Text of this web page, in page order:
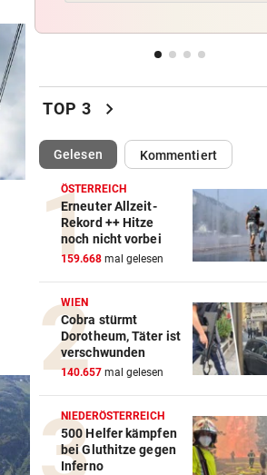
Youngster mit Sensation
Kokain im Koffer
EU-MANDATAR ZU CEUTA:
„Etwas wie 2015 wird Europa
mehr passieren!“
WETTER IN ÖSTERREICH vor
Hier kann es heute Nacht
ordentlich gewittern
TOP 3 chevron_right
Gelesen(ausgewählt)Kommentiert
ÖSTERREICH
Erneuter Allzeit-
Rekord ++ Hitze
noch nicht vorbei
159.668 mal gelesen
WIEN
Cobra stürmt
Dorotheum, Täter ist
verschwunden
140.657 mal gelesen
NIEDERÖSTERREICH
500 Helfer kämpfen
bei Gluthitze gegen
Inferno